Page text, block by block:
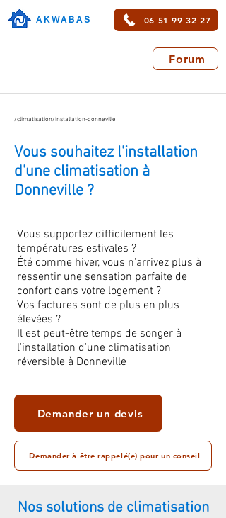
AKWABAS 06 51 99 32 27
Forum
/climatisation/installation-donneville
Vous souhaitez l'installation
d'une climatisation à
Donneville ?
Vous supportez difficilement les
températures estivales ?
Été comme hiver, vous n'arrivez plus à
ressentir une sensation parfaite de
confort dans votre logement ?
Vos factures sont de plus en plus
élevées ?
Il est peut-être temps de songer à
l'installation d'une climatisation
réversible à Donneville
Demander un devis
Demander à être rappelé(e) pour un conseil
Nos solutions de climatisation